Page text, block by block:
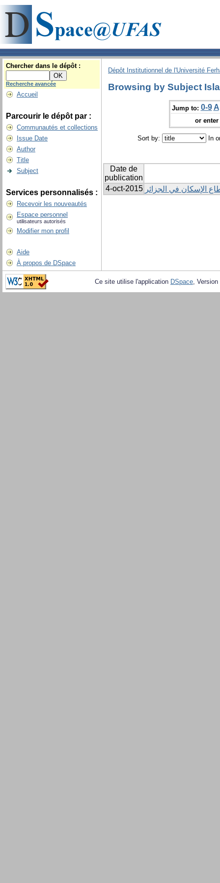
Chercher dans le dépôt :
Recherche avancée
Accueil
Parcourir le dépôt par :
Communautés et collections
Issue Date
Author
Title
Subject
Services personnalisés :
Recevoir les nouveautés
Espace personnel
utilisateurs autorisés
Modifier mon profil
Aide
À propos de DSpace
Dépôt Institutionnel de l'Université
Browsing by Subject
Jump to: 0-9 A
or
Sort by: In
Date de
publication
4-oct-2015 الإسكان في الجزائر
Ce site utilise l'application DSpace,